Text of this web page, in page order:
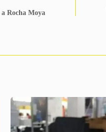
a Rocha Moya